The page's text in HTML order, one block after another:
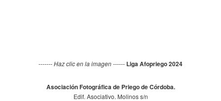
------- Haz clic en la imagen ------ Liga Afopriego 2024
Asociación Fotográfica de Priego de Córdoba.
Edif. Asociativo. Molinos s/n